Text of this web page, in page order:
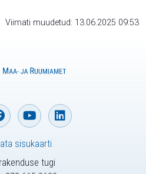
Viimati muudetud: 13.06.2025 09:53
tugi
sisukaarti